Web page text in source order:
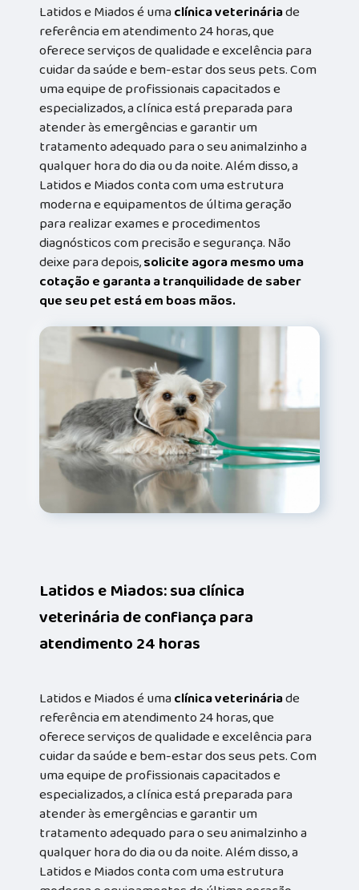
Latidos e Miados é umaclínica veterináriade
referência em atendimento 24 horas, que
oferece serviços de qualidade e excelência para
cuidar da saúde e bem-estar dos seus pets. Com
uma equipe de profissionais capacitados e
especializados, a clínica está preparada para
atender às emergências e garantir um
tratamento adequado para o seu animalzinho a
qualquer hora do dia ou da noite. Além disso, a
Latidos e Miados conta com uma estrutura
moderna e equipamentos de última geração
para realizar exames e procedimentos
diagnósticos com precisão e segurança. Não
deixe para depois,solicite agora mesmo uma
cotação e garanta a tranquilidade de saber
que seu pet está em boas mãos.
Latidos e Miados: sua clínica
veterinária de confiança para
atendimento 24 horas
Latidos e Miados é umaclínica veterináriade
referência em atendimento 24 horas, que
oferece serviços de qualidade e excelência para
cuidar da saúde e bem-estar dos seus pets. Com
uma equipe de profissionais capacitados e
especializados, a clínica está preparada para
atender às emergências e garantir um
tratamento adequado para o seu animalzinho a
qualquer hora do dia ou da noite. Além disso, a
Latidos e Miados conta com uma estrutura